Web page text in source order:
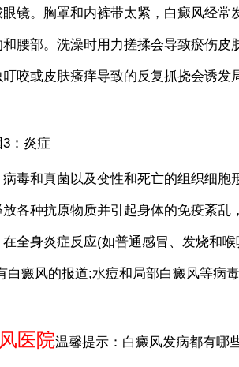
镜。胸罩和内裤带太紧，白癜风经常
腰部。洗澡时用力搓揉会导致瘀伤皮
叮咬或皮肤瘙痒导致的反复抓挠会诱发
：炎症
和真菌以及变性和死亡的组织细胞
各种抗原物质并引起身体的免疫紊乱
全身炎症反应(如普通感冒、发烧和喉
白癜风的报道;水痘和局部白癜风等病
医院温馨提示：白癜风发病都有哪